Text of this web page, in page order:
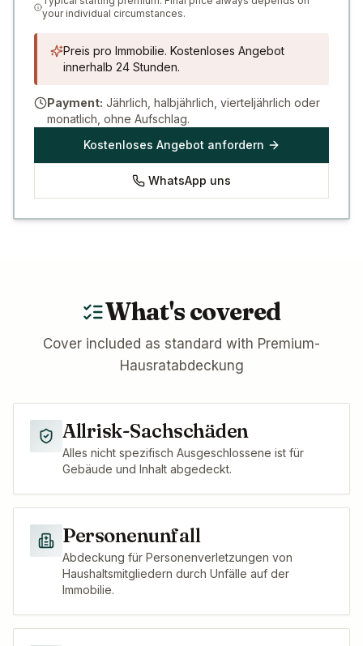
your individual circumstances.
Preis pro Immobilie. Kostenloses Angebot
innerhalb 24 Stunden.
Payment: Jährlich, halbjährlich, vierteljährlich oder
monatlich, ohne Aufschlag.
Kostenloses Angebot anfordern
WhatsApp uns
What's covered
Cover included as standard with Premium-
Hausratabdeckung
Allrisk-Sachschäden
Alles nicht spezifisch Ausgeschlossene ist für
Gebäude und Inhalt abgedeckt.
Personenunfall
Abdeckung für Personenverletzungen von
Haushaltsmitgliedern durch Unfälle auf der
Immobilie.